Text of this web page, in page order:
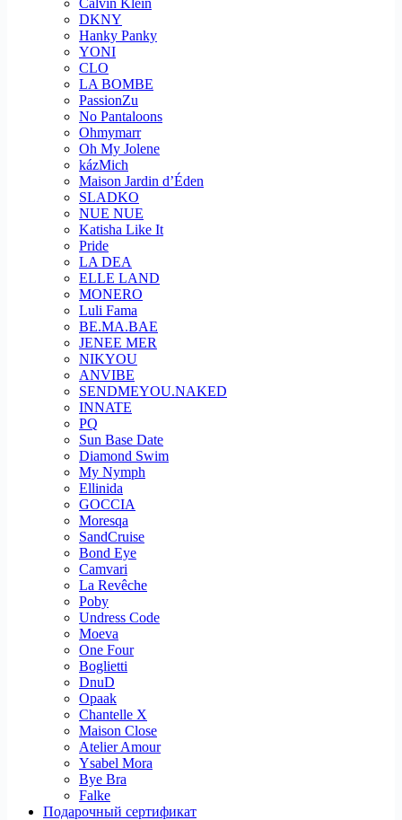
Calvin Klein
DKNY
Hanky Panky
YONI
CLO
LA BOMBE
PassionZu
No Pantaloons
Ohmymarr
Oh My Jolene
kázMich
Maison Jardin d’Éden
SLADKO
NUE NUE
Katisha Like It
Pride
LA DEA
ELLE LAND
MONERO
Luli Fama
BE.MA.BAE
JENEE MER
NIKYOU
ANVIBE
SENDMEYOU.NAKED
INNATE
PQ
Sun Base Date
Diamond Swim
My Nymph
Ellinida
GOCCIA
Moresqa
SandCruise
Bond Eye
Camvari
La Revêche
Poby
Undress Code
Moeva
One Four
Boglietti
DnuD
Opaak
Chantelle X
Maison Close
Atelier Amour
Ysabel Mora
Bye Bra
Falke
Подарочный сертификат